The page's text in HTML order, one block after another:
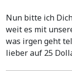
Nun bitte ich
weit es mit
was irgen geht
lieber auf 25